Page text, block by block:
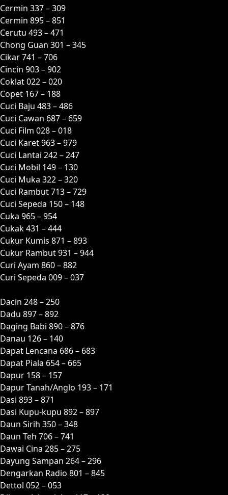
Cermin 337 – 309
Cermin 895 – 851
Cerutu 493 – 471
Chong Guan 301 – 345
Cikar 741 – 706
Cincin 903 – 902
Coklat 022 – 020
Copet 167 – 188
Cuci Baju 483 – 486
Cuci Cawan 687 – 659
Cuci Film 028 – 018
Cuci Karet 963 – 979
Cuci Lantai 242 – 247
Cuci Mobil 149 – 130
Cuci Muka 322 – 320
Cuci Rambut 713 – 729
Cuci Sepeda 150 – 148
Cuka 965 – 954
Cukak 431 – 444
Cukur Kumis 871 – 893
Cukur Rambut 931 – 944
Curi Ayam 860 – 882
Curi Sepeda 009 – 037
Dacin 248 – 250
Dadu 897 – 892
Daging Babi 890 – 876
Danau 126 – 140
Dapat Lencana 686 – 683
Dapat Piala 654 – 665
Dapur 158 – 157
Dapur Tanah/Anglo 193 – 171
Dasi 893 – 871
Dasi Kupu-kupu 892 – 897
Daun Sirih 350 – 348
Daun Teh 706 – 741
Dawai Cina 285 – 275
Dayung Sampan 264 – 296
Dengarkan Radio 801 – 845
Dettol 052 – 053